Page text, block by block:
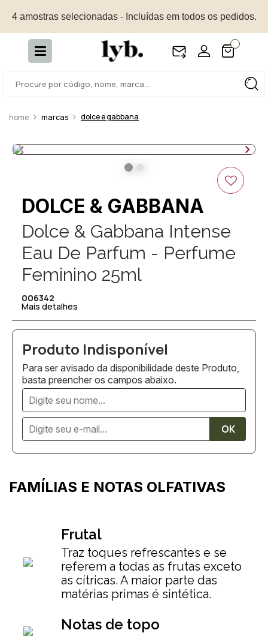
4 amostras selecionadas - Incluídas em todos os pedidos.
marcas dolce e gabbana
DOLCE & GABBANA
Dolce & Gabbana Intense
Eau De Parfum - Perfume
Feminino 25ml
006342
Mais detalhes
Para ser avisado da disponibilidade deste Produto,
basta preencher os campos abaixo.
FAMÍLIAS E NOTAS OLFATIVAS
Frutal
Traz toques refrescantes e se
referem a todas as frutas exceto
as cítricas. A maior parte das
matérias primas é sintética.
Notas de topo